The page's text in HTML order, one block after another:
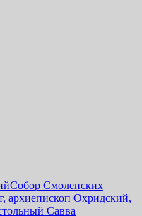
Собор Смоленских
архиепископ Охридский,
Савва